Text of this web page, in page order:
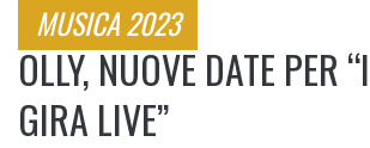
MUSICA 2023
OLLY, NUOVE DATE PER
GIRA LIVE”